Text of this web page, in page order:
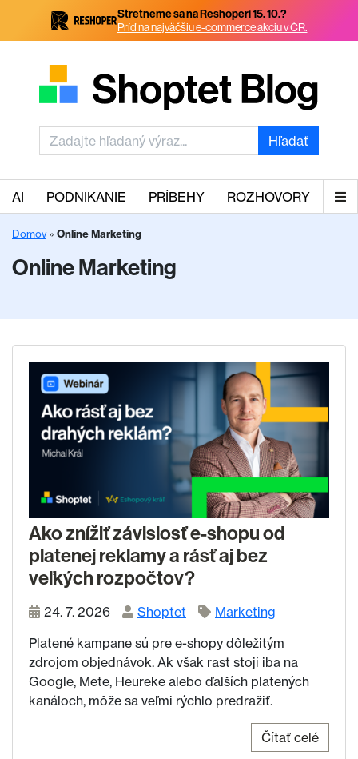
Stretneme sa na Reshoperi 15. 10.?
Príď na najväčšiu e-commerce akciu v ČR.
Hľadať
AI PODNIKANIE PRÍBEHY ROZHOVORY
Domov» Online Marketing
Online Marketing
Ako znížiť závislosť e-shopu od
platenej reklamy a rásť aj bez
veľkých rozpočtov?
24. 7. 2026 Shoptet
Marketing
Platené kampane sú pre e-shopy dôležitým
zdrojom objednávok. Ak však rast stojí iba na
Google, Mete, Heureke alebo ďalších platených
kanáloch, môže sa veľmi rýchlo predražiť.
Čítať celé